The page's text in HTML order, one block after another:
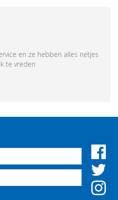
en ze hebben alles netjes
te vreden